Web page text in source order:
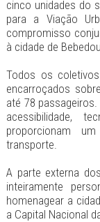
cinco unidades do
para a Viação
compromisso
à cidade de
Todos os
encarroçados
até 78
acessibilidade,
proporcionam
transporte.
A parte externa
inteiramente
homenagear a
a Capital Nacional